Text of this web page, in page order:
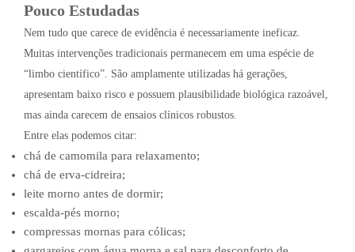
Pouco Estudadas
Nem tudo que carece de evidência é necessariamente ineficaz.
Muitas intervenções tradicionais permanecem em uma espécie de
“limbo científico”. São amplamente utilizadas há gerações,
apresentam baixo risco e possuem plausibilidade biológica razoável,
mas ainda carecem de ensaios clínicos robustos.
Entre elas podemos citar:
chá de camomila para relaxamento;
chá de erva-cidreira;
leite morno antes de dormir;
escalda-pés morno;
compressas mornas para cólicas;